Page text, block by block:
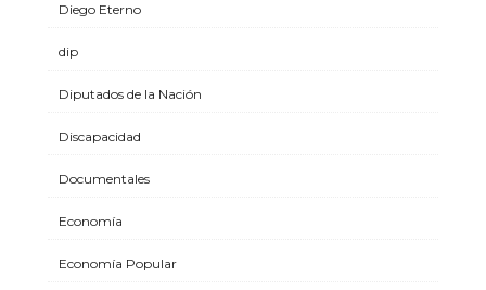
Diego Eterno
dip
Diputados de la Nación
Discapacidad
Documentales
Economía
Economía Popular